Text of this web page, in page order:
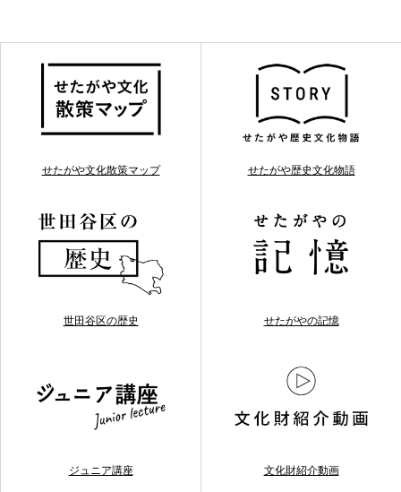
せたがや文化散策マップ せたがや歴史文化物語
世田谷区の歴史 せたがやの記憶
ジュニア講座 文化財紹介動画